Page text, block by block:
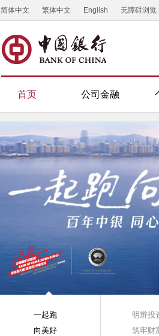
简体中文 繁体中文 English 无障碍浏览
首页 公司金融
一起跑
向美好
明辨投
筑牢财